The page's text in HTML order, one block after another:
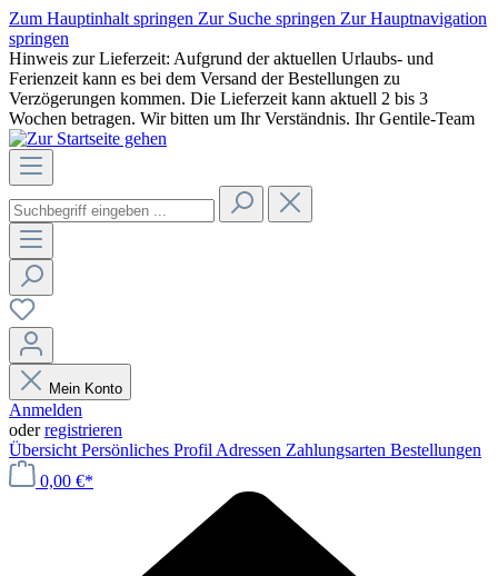
Zum Hauptinhalt springen Zur Suche springen Zur Hauptnavigation
springen
Hinweis zur Lieferzeit: Aufgrund der aktuellen Urlaubs- und
Ferienzeit kann es bei dem Versand der Bestellungen zu
Verzögerungen kommen. Die Lieferzeit kann aktuell 2 bis 3
Wochen betragen. Wir bitten um Ihr Verständnis. Ihr Gentile-Team
Mein Konto
Anmelden
oderregistrieren
Übersicht Persönliches Profil Adressen Zahlungsarten Bestellungen
0,00 €*